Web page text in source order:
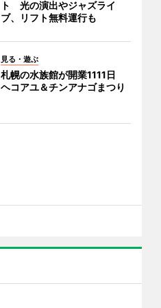
ト 光の演出やジャズライ
ブ、リフト無料運行も
見る・遊ぶ
札幌の水族館が開業1111日
ヘコアユ＆チンアナゴまつり